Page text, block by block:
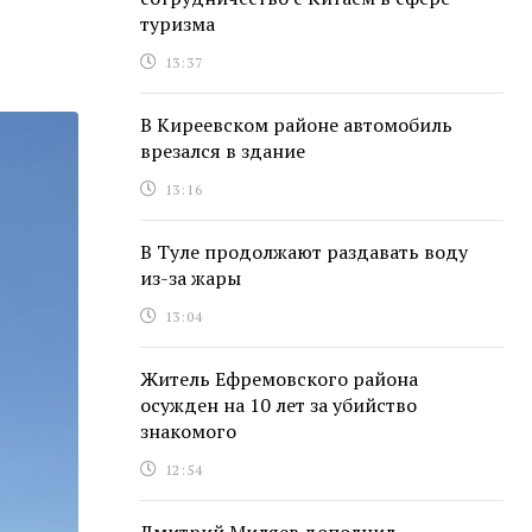
туризма
13:37
В Киреевском районе автомобиль
врезался в здание
13:16
В Туле продолжают раздавать воду
из-за жары
13:04
Житель Ефремовского района
осужден на 10 лет за убийство
знакомого
12:54